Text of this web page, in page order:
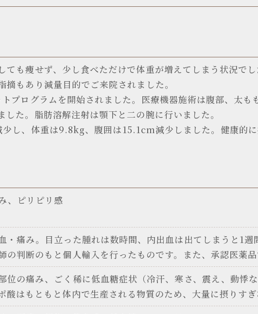
ても痩せず、少し食べただけで体重が増えてしまう状況でし
摘もあり減量目的でご来院されました。
プログラムを開始されました。医療機器施術は腹部、太
した。脂肪溶解注射は顎下と二の腕に行いました。
し、体重は9.8kg、腹囲は15.1cm減少しました。健康的に
、ピリピリ感
・痛み。目立った腫れは数時間、内出血は出てしまうと1
の判断のもと個人輸入を行ったものです。また、承認医薬
位の痛み、ごく稀に低血糖症状（冷汗、寒さ、震え、動悸
酸はもともと体内で生産される物質のため、大量に摂りす